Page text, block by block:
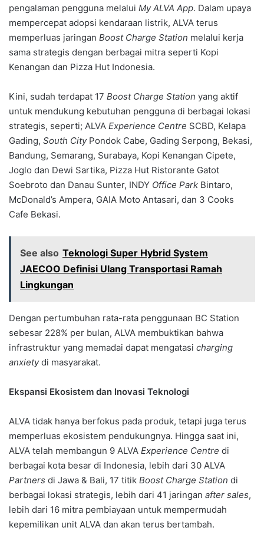
pengalaman pengguna melalui My ALVA App. Dalam upaya
mempercepat adopsi kendaraan listrik, ALVA terus
memperluas jaringan Boost Charge Station melalui kerja
sama strategis dengan berbagai mitra seperti Kopi
Kenangan dan Pizza Hut Indonesia.
Kini, sudah terdapat 17 Boost Charge Station yang aktif
untuk mendukung kebutuhan pengguna di berbagai lokasi
strategis, seperti; ALVA Experience Centre SCBD, Kelapa
Gading, South City Pondok Cabe, Gading Serpong, Bekasi,
Bandung, Semarang, Surabaya, Kopi Kenangan Cipete,
Joglo dan Dewi Sartika, Pizza Hut Ristorante Gatot
Soebroto dan Danau Sunter, INDY Office Park Bintaro,
McDonald’s Ampera, GAIA Moto Antasari, dan 3 Cooks
Cafe Bekasi.
See also Teknologi Super Hybrid System
JAECOO Definisi Ulang Transportasi Ramah
Lingkungan
Dengan pertumbuhan rata-rata penggunaan BC Station
sebesar 228% per bulan, ALVA membuktikan bahwa
infrastruktur yang memadai dapat mengatasi charging
anxietydi masyarakat.
Ekspansi Ekosistem dan Inovasi Teknologi
ALVA tidak hanya berfokus pada produk, tetapi juga terus
memperluas ekosistem pendukungnya. Hingga saat ini,
ALVA telah membangun 9 ALVA Experience Centre di
berbagai kota besar di Indonesia, lebih dari 30 ALVA
Partners di Jawa & Bali, 17 titik Boost Charge Station di
berbagai lokasi strategis, lebih dari 41 jaringan after sales,
lebih dari 16 mitra pembiayaan untuk mempermudah
kepemilikan unit ALVA dan akan terus bertambah.